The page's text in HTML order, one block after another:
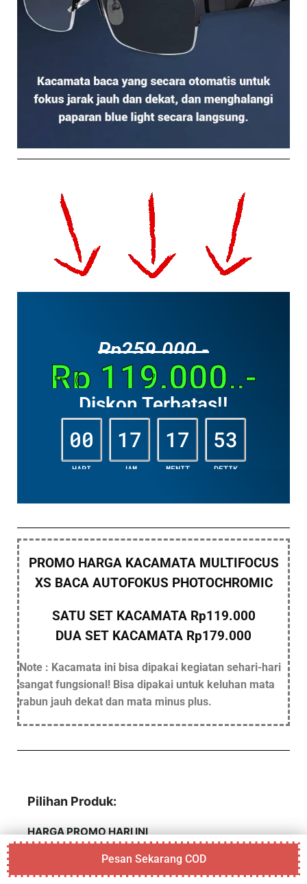
Pesan Satu Set Kacamata (COD)
Rp259.000,-
Rp 119.000,,-
Diskon Terbatas!!
00
HARI
17
JAM
17
MENIT
51
DETIK
PROMO HARGA KACAMATA MULTIFOCUS
XS BACA AUTOFOKUS PHOTOCHROMIC
SATU SET KACAMATA Rp119.000
DUA SET KACAMATA Rp179.000
Note : Kacamata ini bisa dipakai kegiatan sehari-hari
sangat fungsional! Bisa dipakai untuk keluhan mata
rabun jauh dekat dan mata minus plus.
Pilihan Produk:
HARGA PROMO HARI INI
KACAMATA XS MULTIFOKUS XS CHROMIC
119.000
Pesan Via Whatsapp (Bayar Di Tempat)
Pesan Sekarang COD